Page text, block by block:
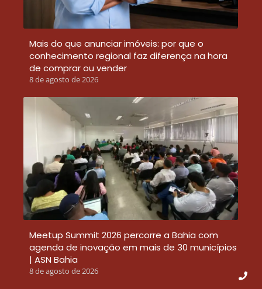
Mais do que anunciar imóveis: por que o
conhecimento regional faz diferença na hora
de comprar ou vender
8 de agosto de 2026
Meetup Summit 2026 percorre a Bahia com
agenda de inovação em mais de 30 municípios
| ASN Bahia
8 de agosto de 2026